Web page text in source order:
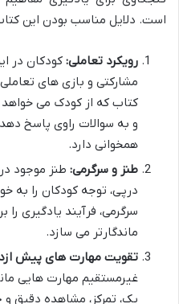
است. دلایل مناسب بودن این
رویکرد تعاملی: کودکان در
مشارکتی و بازی های
کتاب که از کودک می
و به سوالات راوی پاسخ
همخوانی دارد.
طنز و سرگرمی: طنز موجود
درپی، توجه کودکان را به
سرگرمی، فرآیند یادگیری
ماندگارتر می سازد.
تقویت مهارت های پیش
غیرمستقیم مهارت هایی
یک، تمرکز، مشاهده دقیق